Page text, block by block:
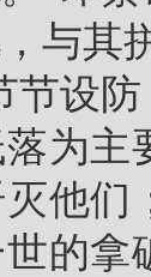
与其
节设
为
他们
的拿